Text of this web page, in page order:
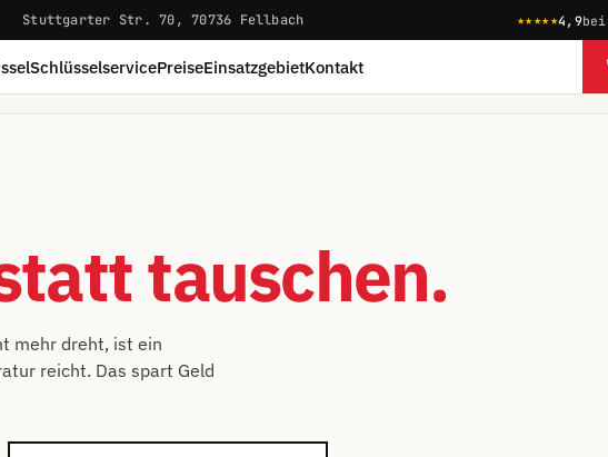
Stuttgarter Str. 70, 70736 Fellbach ★★★★★4,9bei
SchlüsselservicePreiseEinsatzgebietKontakt
tauschen.
mehr dreht, ist ein
reicht. Das spart Geld